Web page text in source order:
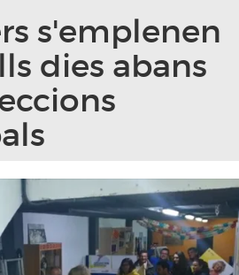
s'emplenen
dies abans